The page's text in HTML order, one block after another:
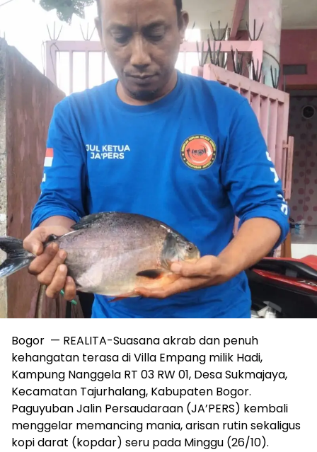
Bogor — REALITA-Suasana akrab dan penuh
kehangatan terasa di Villa Empang milik Hadi,
Kampung Nanggela RT 03 RW 01, Desa Sukmajaya,
Kecamatan Tajurhalang, Kabupaten Bogor.
Paguyuban Jalin Persaudaraan (JA’PERS) kembali
menggelar memancing mania, arisan rutin sekaligus
kopi darat (kopdar) seru pada Minggu (26/10).